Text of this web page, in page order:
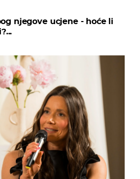
njegove ucjene - hoće li